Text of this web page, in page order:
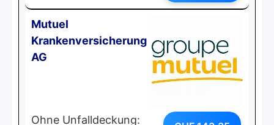
Mutuel
Krankenversicherung
AG
Ohne Unfalldeckung: